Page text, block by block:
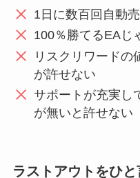
1日に数百回自動
100％勝てるEAじ
リスクリワードの
が許せない
サポートが充実し
が無いと許せない
ラストアウトをひと